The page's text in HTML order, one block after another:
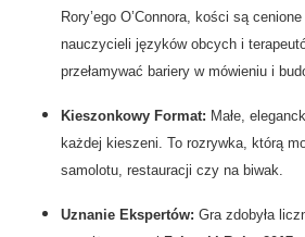
Rory’ego O’Connora, kości są
nauczycieli języków obcych i
przełamywać bariery w mówieniu i
Kieszonkowy Format: Małe,
każdej kieszeni. To rozrywka, którą
samolotu, restauracji czy na biwak.
Uznanie Ekspertów: Gra zdobyła